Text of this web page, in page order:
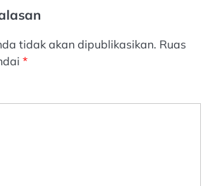
tidak akan dipublikasikan. Ruas
*